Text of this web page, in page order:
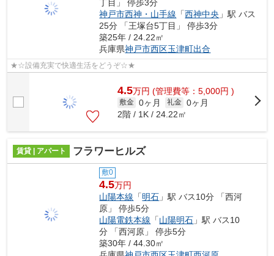
丁目」 停歩3分
神戸市西神・山手線 「西神中央 」駅 バス
25分 「王塚台5丁目」 停歩3分
築25年 / 24.22㎡
兵庫県神戸市西区玉津町出合
★☆設備充実で快適生活をどうぞ☆★
4.5万円 (管理費等：5,000円 )
敷金 0ヶ月 礼金 0ヶ月
2階 / 1K / 24.22㎡
賃貸 | アパート フラワーヒルズ
敷0
4.5万円
山陽本線 「明石 」駅 バス10分 「西河
原」 停歩5分
山陽電鉄本線 「山陽明石 」駅 バス10
分 「西河原」 停歩5分
築30年 / 44.30㎡